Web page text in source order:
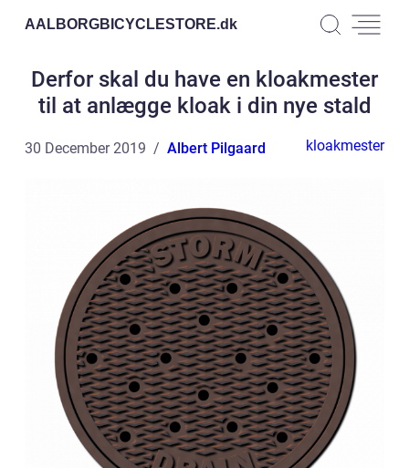
AALBORGBICYCLESTORE.dk
Derfor skal du have en kloakmester
til at anlægge kloak i din nye stald
30 December 2019 Albert Pilgaard kloakmester